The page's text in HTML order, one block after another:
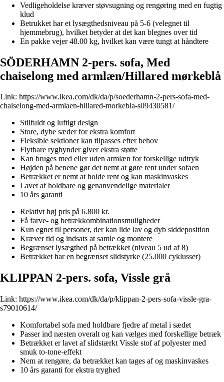
Vedligeholdelse kræver støvsugning og rengøring med en fugtig
klud
Betrukket har et lysægthedsniveau på 5-6 (velegnet til
hjemmebrug), hvilket betyder at det kan blegnes over tid
En pakke vejer 48.00 kg, hvilket kan være tungt at håndtere
SÖDERHAMN 2-pers. sofa, Med
chaiselong med armlæn/Hillared mørkeblå
Link: https://www.ikea.com/dk/da/p/soederhamn-2-pers-sofa-med-
chaiselong-med-armlaen-hillared-morkebla-s09430581/
Stilfuldt og luftigt design
Store, dybe sæder for ekstra komfort
Fleksible sektioner kan tilpasses efter behov
Flytbare ryghynder giver ekstra støtte
Kan bruges med eller uden armlæn for forskellige udtryk
Højden på benene gør det nemt at gøre rent under sofaen
Betrækket er nemt at holde rent og kan maskinvaskes
Lavet af holdbare og genanvendelige materialer
10 års garanti
Relativt høj pris på 6.800 kr.
Få farve- og betrækkombinationsmuligheder
Kun egnet til personer, der kan lide lav og dyb siddeposition
Kræver tid og indsats at samle og montere
Begrænset lysægthed på betrækket (niveau 5 ud af 8)
Betrækket har en begrænset slidstyrke (25.000 cyklusser)
KLIPPAN 2-pers. sofa, Vissle grå
Link: https://www.ikea.com/dk/da/p/klippan-2-pers-sofa-vissle-gra-
s79010614/
Komfortabel sofa med holdbare fjedre af metal i sædet
Passer ind næsten overalt og kan vælges med forskellige betræk
Betrækket er lavet af slidstærkt Vissle stof af polyester med
smuk to-tone-effekt
Nem at rengøre, da betrækket kan tages af og maskinvaskes
10 års garanti for ekstra tryghed